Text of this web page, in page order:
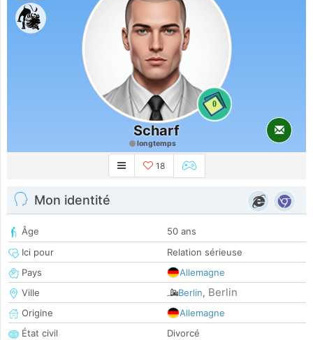
0
Scharf
longtemps
18
Mon identité
Âge
50 ans
Ici pour
Relation sérieuse
Pays
Allemagne
Ville
Berlin, Berlin
Origine
Allemagne
État civil
Divorcé